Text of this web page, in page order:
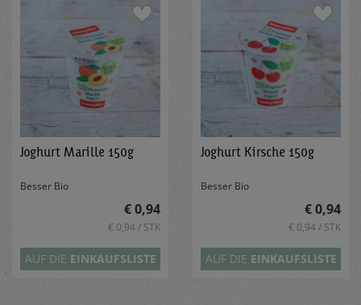
Joghurt Marille 150g
Besser Bio
€ 0,94
€ 0,94 / STK
AUF DIE EINKAUFSLISTE
Joghurt Kirsche 150g
Besser Bio
€ 0,94
€ 0,94 / STK
AUF DIE EINKAUFSLISTE